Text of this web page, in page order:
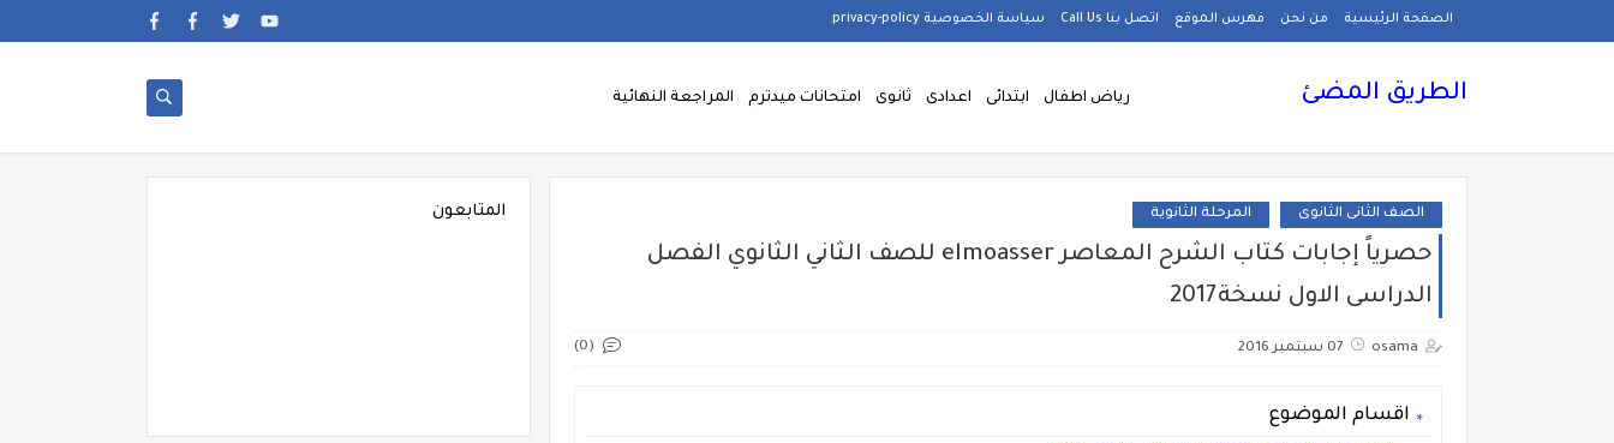
الصفحة الرئيسية من نحن فهرس الموقع اتصل بنا Call Us سياسة الخصوصية privacy-policy
الطريق المضئ رياض اطفال ابتدائى اعدادى ثانوى امتحانات ميدترم المراجعة النهائية
الصف الثانى الثانوى المرحلة الثانوية
حصرياً إجابات كتاب الشرح المعاصر elmoasser للصف الثاني الثانوي الفصل
الدراسى الاول نسخة2017
osama 07 سبتمبر 2016 (0)
اقسام الموضوع
المتابعون